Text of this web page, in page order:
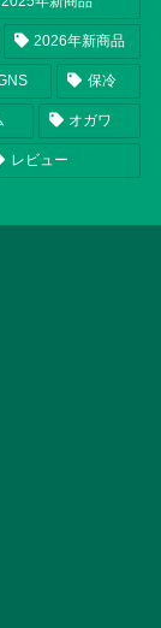
2026年新商品
保冷
オガワ
レビュー